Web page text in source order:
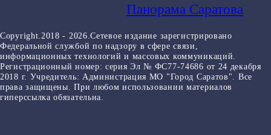
Панорама Саратова
Copyright.2018 - 2026.Сетевое издание зарегистрировано
Федеральной службой по надзору в сфере связи,
информационных технологий и массовых коммуникаций.
Регистрационный номер: серия Эл № ФС77-74686 от 24 декабря
2018 г. Учредитель: Администрация МО "Город Саратов". Все
права защищены. При любом использовании материалов
гиперссылка обязательна.